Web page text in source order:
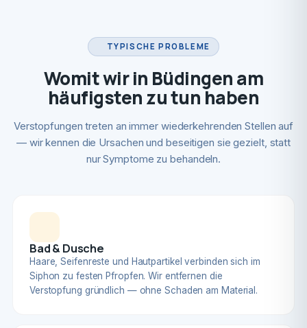
TYPISCHE PROBLEME
Womit wir in Büdingen am
häufigsten zu tun haben
Verstopfungen treten an immer wiederkehrenden Stellen auf
— wir kennen die Ursachen und beseitigen sie gezielt, statt
nur Symptome zu behandeln.
Bad & Dusche
Haare, Seifenreste und Hautpartikel verbinden sich im
Siphon zu festen Pfropfen. Wir entfernen die
Verstopfung gründlich — ohne Schaden am Material.